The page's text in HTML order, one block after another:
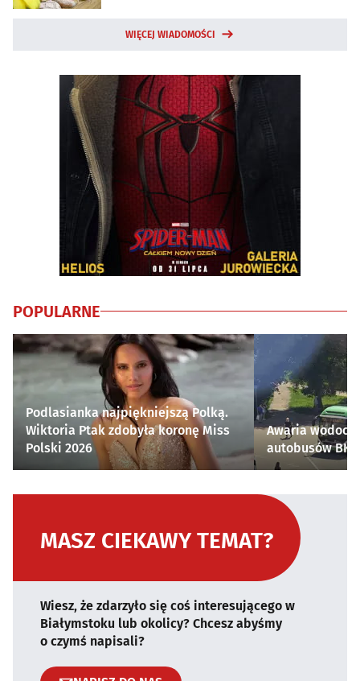
WIĘCEJ WIADOMOŚCI
POPULARNE
Podlasianka najpiękniejszą Polką.
Wiktoria Ptak zdobyła koronę Miss
Polski 2026
Awaria
autobusów
MASZ CIEKAWY TEMAT?
Wiesz, że zdarzyło się coś interesującego w
Białymstoku lub okolicy? Chcesz abyśmy
o czymś napisali?